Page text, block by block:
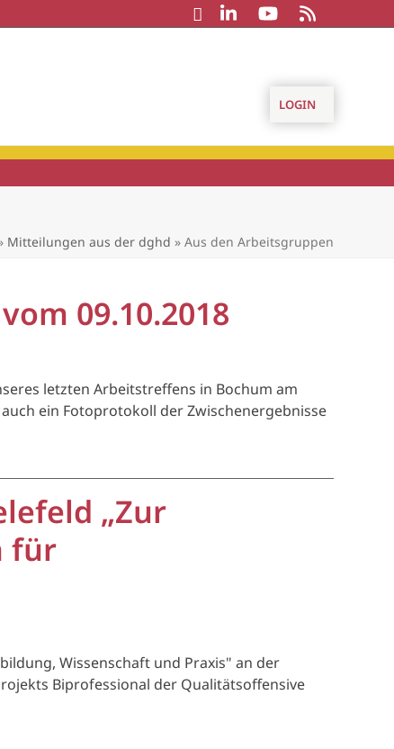
LOGIN
Mitteilungen aus der dghd » Aus den Arbeitsgruppen
09.10.2018
letzten Arbeitstreffens in Bochum am
ein Fotoprotokoll der Zwischenergebnisse
„Zur
für
Wissenschaft und Praxis" an der
Biprofessional der Qualitätsoffensive